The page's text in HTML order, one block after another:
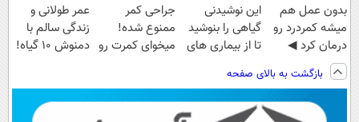
بدون عمل هم
میشه کمردرد رو
درمان کرد ◀
پرکن!
این نوشیدنی
گیاهی را بنوشید
تا از بیماری های
کنید
جراحی کمر
ممنوع شده!
میخوای کمرت رو
((پرسش‌نامه))
عمر طولانی و
زندگی سالم با
دمنوش ۱۰ گیاه!
بازگشت به بالای صفحه